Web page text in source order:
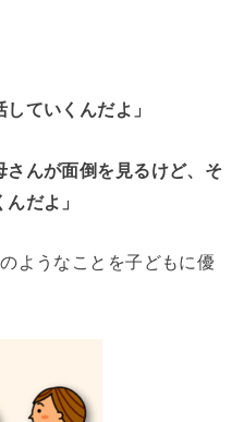
ていくんだよ」
さんが面倒を見るけど、そ
だよ」
ようなことを子どもに優